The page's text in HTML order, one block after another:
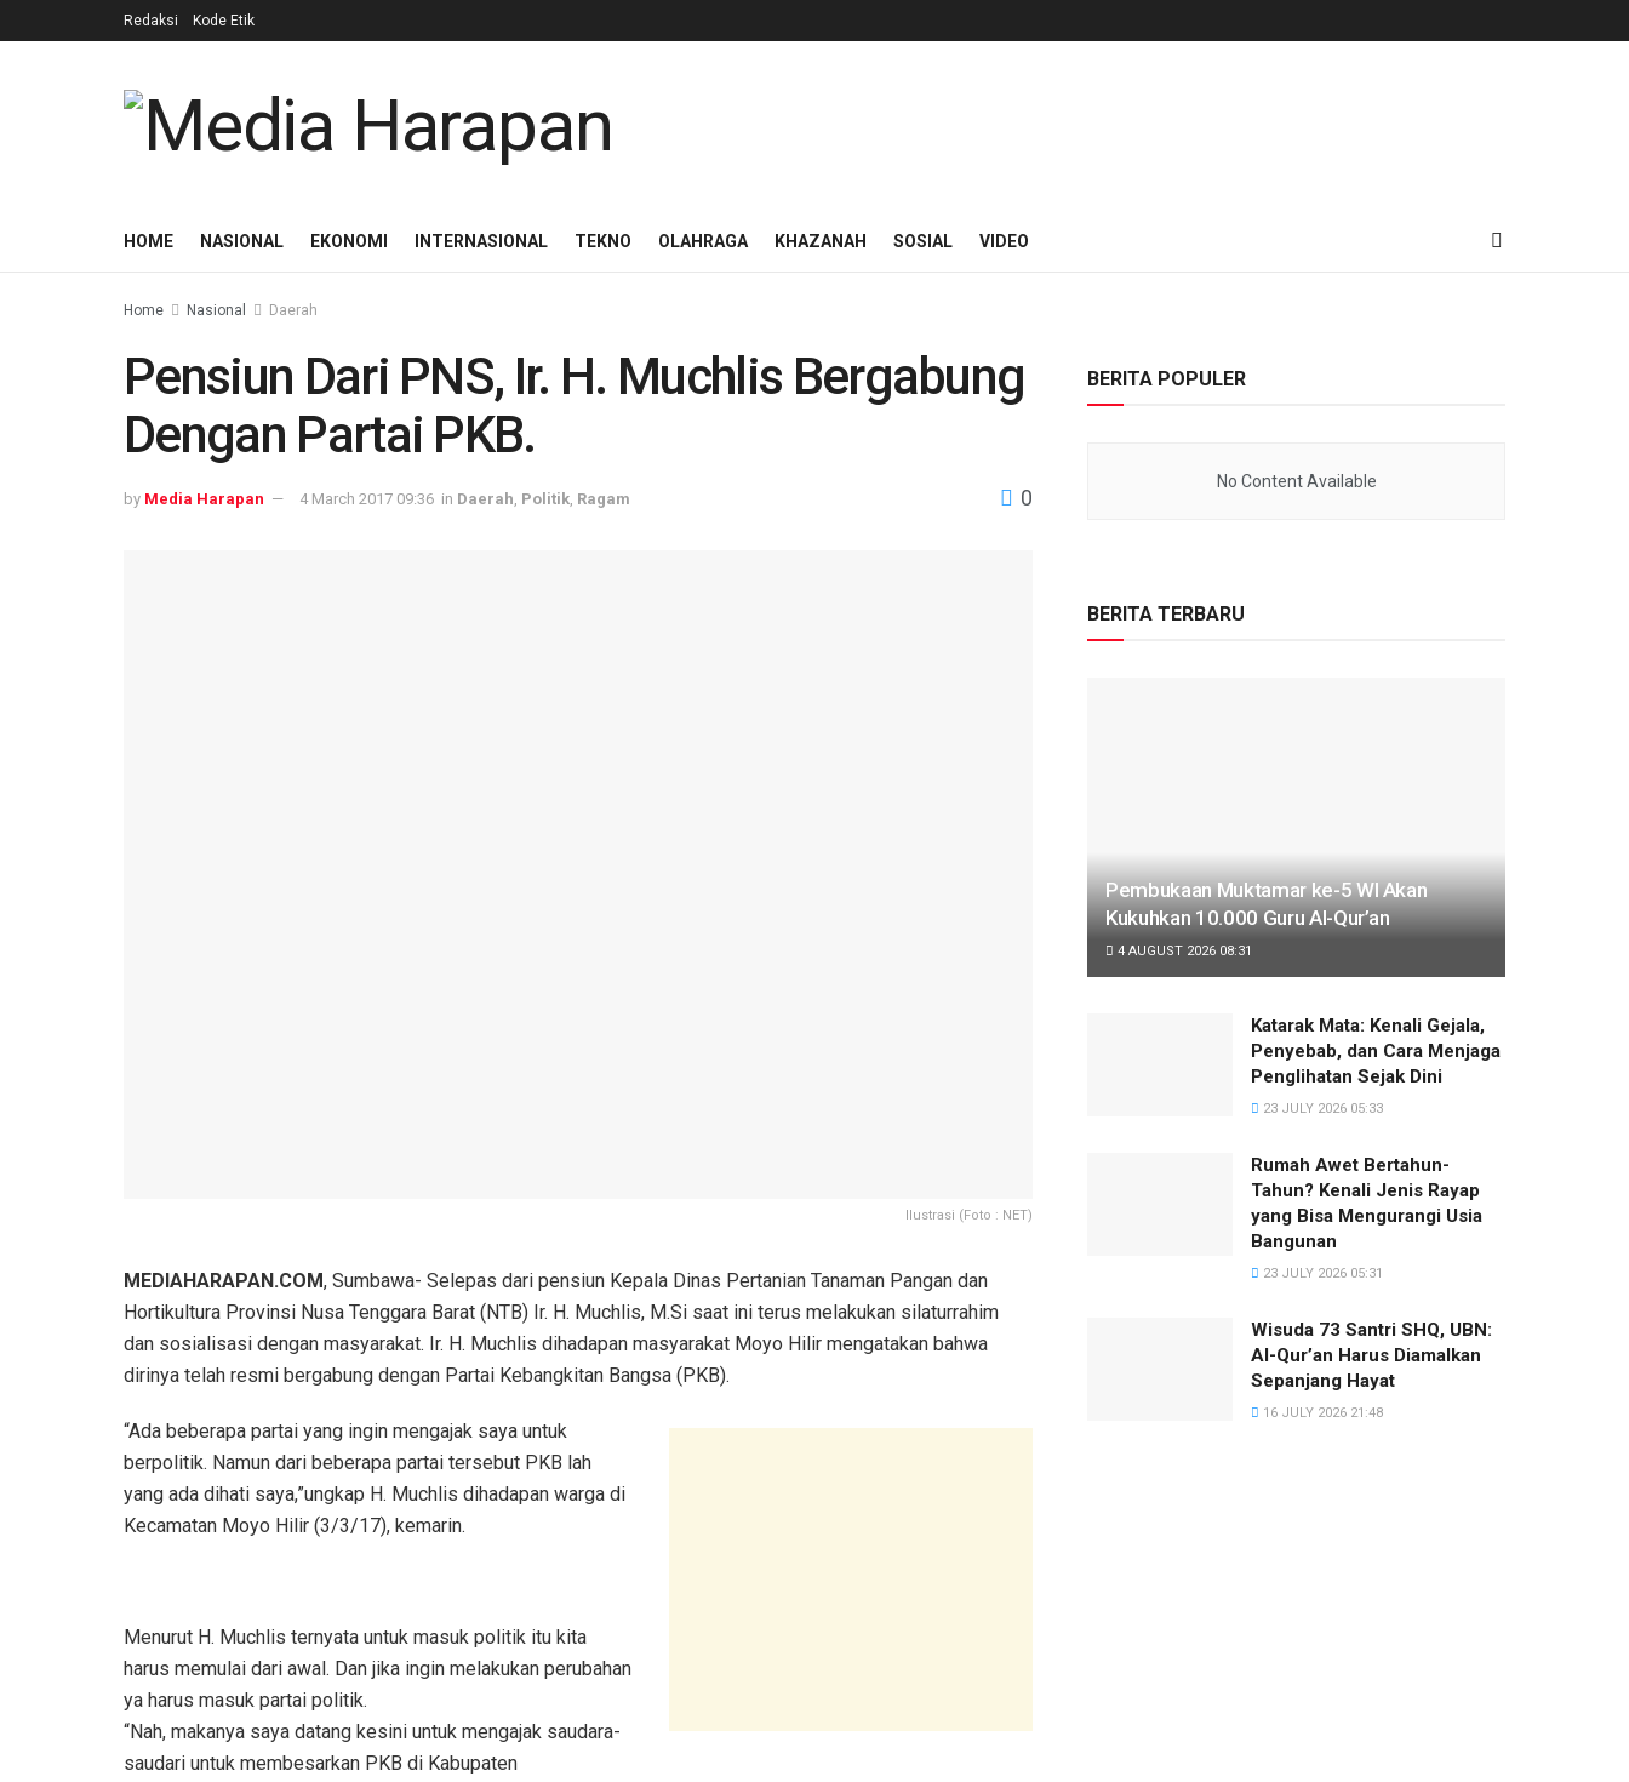
Redaksi Kode Etik
HOME NASIONAL EKONOMI INTERNASIONAL TEKNO OLAHRAGA KHAZANAH SOSIAL VIDEO
Home Nasional Daerah
​Pensiun Dari PNS, Ir. H. Muchlis Bergabung
Dengan Partai PKB.
by Media Harapan 4 March 2017 09:36 in Daerah Politik Ragam 0
Ilustrasi (Foto : NET)
MEDIAHARAPAN.COM, Sumbawa- Selepas dari pensiun Kepala Dinas Pertanian Tanaman Pangan dan
Hortikultura Provinsi Nusa Tenggara Barat (NTB) Ir. H. Muchlis, M.Si saat ini terus melakukan silaturrahim
dan sosialisasi dengan masyarakat. Ir. H. Muchlis dihadapan masyarakat Moyo Hilir mengatakan bahwa
dirinya telah resmi bergabung dengan Partai Kebangkitan Bangsa (PKB).
“Ada beberapa partai yang ingin mengajak saya untuk
berpolitik. Namun dari beberapa partai tersebut PKB lah
yang ada dihati saya,”ungkap H. Muchlis dihadapan warga di
Kecamatan Moyo Hilir (3/3/17), kemarin.
Menurut H. Muchlis ternyata untuk masuk politik itu kita
harus memulai dari awal. Dan jika ingin melakukan perubahan
ya harus masuk partai politik.
“Nah, makanya saya datang kesini untuk mengajak saudara-
saudari untuk membesarkan PKB di Kabupaten
BERITA POPULER
No Content Available
BERITA TERBARU
Pembukaan Muktamar ke-5 WI Akan
Kukuhkan 10.000 Guru Al-Qur’an
4 AUGUST 2026 08:31
Katarak Mata: Kenali Gejala,
Penyebab, dan Cara Menjaga
Penglihatan Sejak Dini
23 JULY 2026 05:33
Rumah Awet Bertahun-
Tahun? Kenali Jenis Rayap
yang Bisa Mengurangi Usia
Bangunan
23 JULY 2026 05:31
Wisuda 73 Santri SHQ, UBN:
Al-Qur’an Harus Diamalkan
Sepanjang Hayat
16 JULY 2026 21:48